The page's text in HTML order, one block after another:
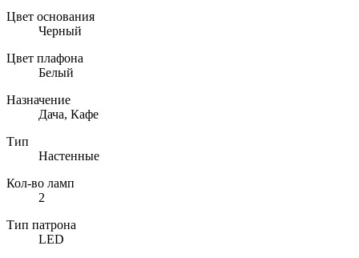
Цвет основания
Черный
Цвет плафона
Белый
Назначение
Дача, Кафе
Тип
Настенные
Кол-во ламп
2
Тип патрона
LED